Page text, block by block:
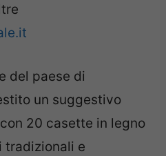
del paese di
un suggestivo
20 casette in legno
tradizionali e